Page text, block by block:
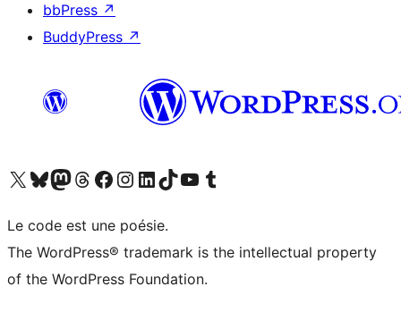
bbPress ↗
BuddyPress ↗
Visitez notre compte X (précédemment Twitter)
Visiter notre compte Bluesky
Visiter notre compte Mastodon
Visiter notre compte Threads
Consulter notre compte Facebook
Consulter notre compte Instagram
Consulter notre compte LinkedIn
Visiter notre compte TokTok
Visiter notre chaîne YouTube
Visiter notre compte Tumblr
Le code est une poésie.
The WordPress® trademark is the intellectual property
of the WordPress Foundation.